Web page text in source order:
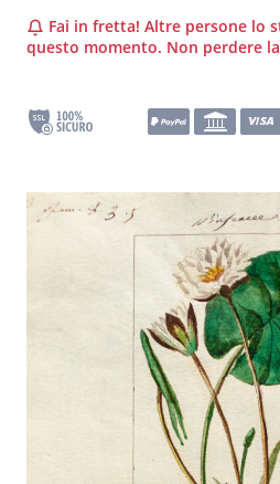
Fai in fretta! Altre persone lo
questo momento. Non perdere